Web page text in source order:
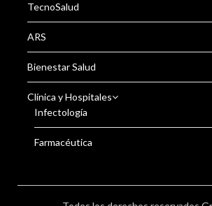
TecnoSalud
ARS
Bienestar Salud
Clínica y Hospitales
Infectología
Farmacéutica